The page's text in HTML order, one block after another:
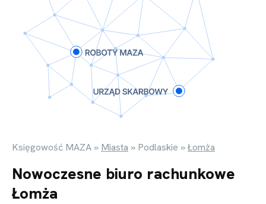
Księgowość MAZA » Miasta » Podlaskie »Łomża
Nowoczesne biuro rachunkowe
Łomża